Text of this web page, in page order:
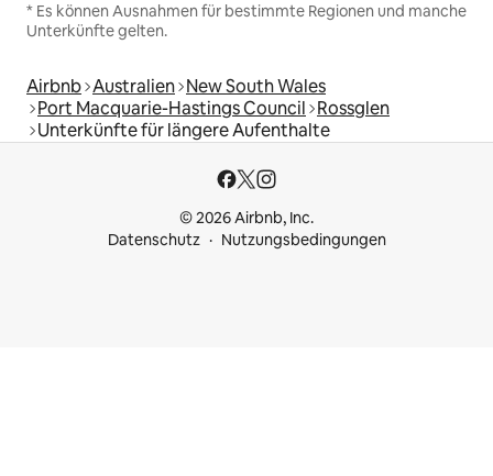
* Es können Ausnahmen für bestimmte Regionen und manche
Unterkünfte gelten.
Airbnb Australien New South Wales
Port Macquarie-Hastings Council Rossglen
Unterkünfte für längere Aufenthalte
© 2026 Airbnb, Inc.
Datenschutz
Nutzungsbedingungen